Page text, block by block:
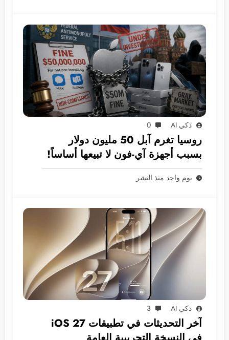
ذكي AI 0
روسيا تغرم آبل 50 مليون دولار
بسبب أجهزة آي-فون لا تبيعها أساساً!
يوم واحد منذ النشر
ذكي AI 3
آخر التحديثات في تطبيقات iOS 27